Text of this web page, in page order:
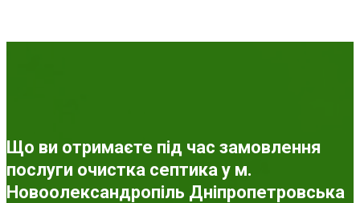
Що ви отримаєте під час замовлення
послуги очистка септика у м.
Новоолександропіль Дніпропетровська